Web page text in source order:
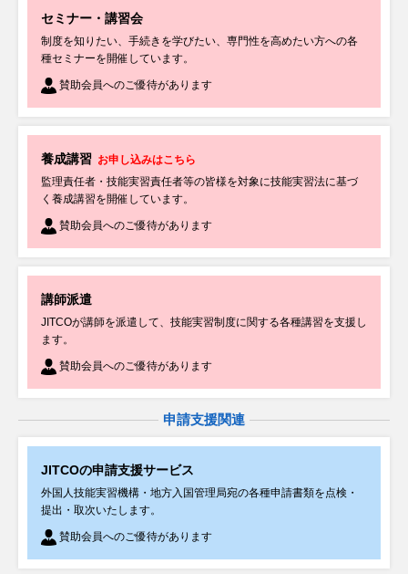
制度に関する最新情報
2026年07月30日
【技能実習】管路更生職種、豆腐製造職種 等の移行対象職種・作業が追加
セミナー・講習会
2026年07月30日
【お申し込みは本日7/30(木)まで】～ご好評につき追加開催～【録画セミナ
【育成就労】外部監査人・監理支援機関のための監査実務セミナーを開催し
ます（8/7開催）
制度に関する最新情報
【特定技能】「特定の分野に係る要領別冊」（航空分野）が一部改正されま
制度に関する最新情報
2026年07月28日
【育成就労】【7/28更新】一部の送出し国について送出機関暫定リストが公
セミナー・講習会
2026年07月27日
【9/24（木）・東京】元ネパール駐箚特命全権大使・小川正史氏講演 人材
セミナーが開催されます
セミナー・講習会
制度を知りたい、手続きを学びたい、専門性を高めたい方への各
種セミナーを開催しています。
賛助会員へのご優待があります
養成講習 お申し込みはこちら
監理責任者・技能実習責任者等の皆様を対象に技能実習法に基づ
く養成講習を開催しています。
賛助会員へのご優待があります
講師派遣
JITCOが講師を派遣して、技能実習制度に関する各種講習を支援し
ます。
賛助会員へのご優待があります
申請支援関連
JITCOの申請支援サービス
外国人技能実習機構・地方入国管理局宛の各種申請書類を点検・
提出・取次いたします。
賛助会員へのご優待があります